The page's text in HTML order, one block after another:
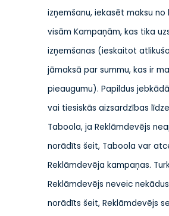
izņemšanu, iekasēt maksu
visām Kampaņām, kas tika
izņemšanas (ieskaitot
jāmaksā par summu, kas ir
pieaugumu). Papildus
vai tiesiskās aizsardzības
Taboola, ja Reklāmdevējs
norādīts šeit, Taboola var
Reklāmdevēja kampaņas.
Reklāmdevējs neveic
norādīts šeit, Reklāmdevējs